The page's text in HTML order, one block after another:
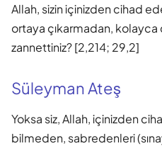
Allah, sizin içinizden cihad
ortaya çıkarmadan,
zannettiniz? [2,214; 29,2]
Süleyman Ateş
Yoksa siz, Allah, içinizden
bilmeden, sabredenleri